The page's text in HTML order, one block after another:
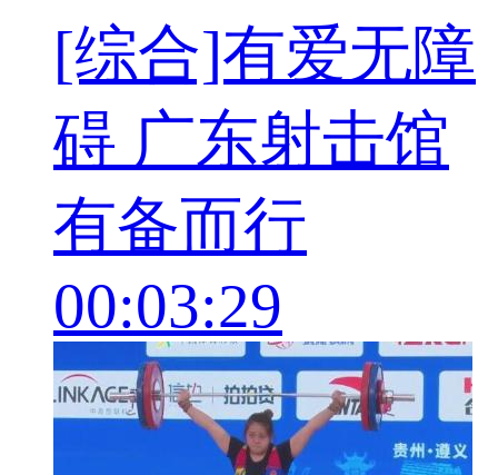
[综合]有爱无障
碍 广东射击馆
有备而行
00:03:29